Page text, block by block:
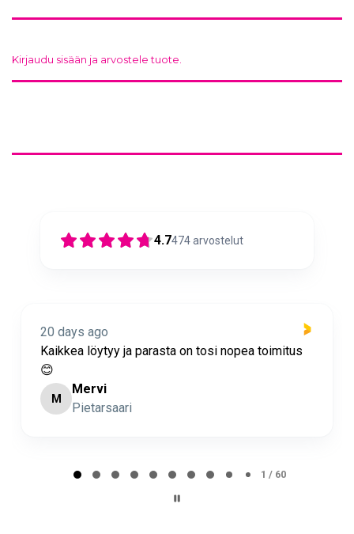
Kirjaudu sisään ja arvostele tuote.
4.7474arvostelut
on tosi nopea toimitus
Nopea toimitus ja super
ML Minna Lehto